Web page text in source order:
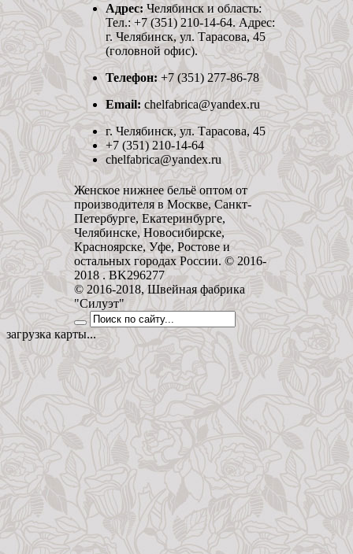
Адрес: Челябинск и область:
Тел.: +7 (351) 210-14-64. Адрес:
г. Челябинск, ул. Тарасова, 45
(головной офис).
Телефон: +7 (351) 277-86-78
Email: chelfabrica@yandex.ru
г. Челябинск, ул. Тарасова, 45
+7 (351) 210-14-64
chelfabrica@yandex.ru
Женское нижнее бельё оптом от
производителя в Москве, Санкт-
Петербурге, Екатеринбурге,
Челябинске, Новосибирске,
Красноярске, Уфе, Ростове и
остальных городах России. © 2016-
2018 . BK296277
© 2016-2018, Швейная фабрика
"Силуэт"
загрузка карты...